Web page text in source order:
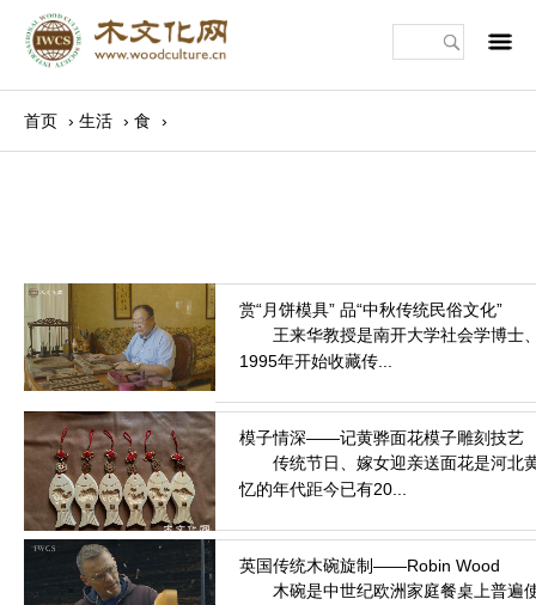
首页 › 生活 › 食 ›
王来华教授是南开大学社会学博士、
1995年开始收藏传...
2021.9.27
传统节日、嫁女迎亲送面花是河北黄
忆的年代距今已有20...
2021.3.31
木碗是中世纪欧洲家庭餐桌上普遍使